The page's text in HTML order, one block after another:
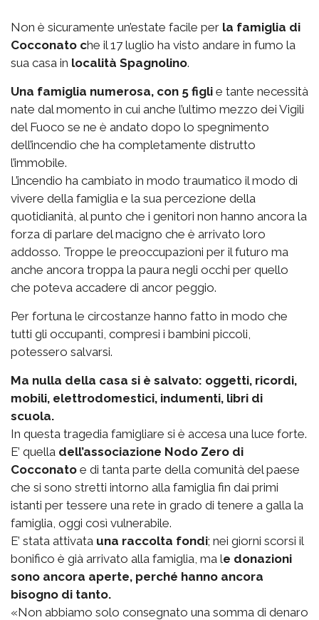
Non è sicuramente un’estate facile per la famiglia di
Cocconato che il 17 luglio ha visto andare in fumo la
sua casa in località Spagnolino.
Una famiglia numerosa, con 5 figli e tante necessità
nate dal momento in cui anche l’ultimo mezzo dei Vigili
del Fuoco se ne è andato dopo lo spegnimento
dell’incendio che ha completamente distrutto
l’immobile.
L’incendio ha cambiato in modo traumatico il modo di
vivere della famiglia e la sua percezione della
quotidianità, al punto che i genitori non hanno ancora la
forza di parlare del macigno che è arrivato loro
addosso. Troppe le preoccupazioni per il futuro ma
anche ancora troppa la paura negli occhi per quello
che poteva accadere di ancor peggio.
Per fortuna le circostanze hanno fatto in modo che
tutti gli occupanti, compresi i bambini piccoli,
potessero salvarsi.
Ma nulla della casa si è salvato: oggetti, ricordi,
mobili, elettrodomestici, indumenti, libri di
scuola.
In questa tragedia famigliare si è accesa una luce forte.
E’ quella dell’associazione Nodo Zero di
Cocconato e di tanta parte della comunità del paese
che si sono stretti intorno alla famiglia fin dai primi
istanti per tessere una rete in grado di tenere a galla la
famiglia, oggi così vulnerabile.
E’ stata attivata una raccolta fondi; nei giorni scorsi il
bonifico è già arrivato alla famiglia, ma le donazioni
sono ancora aperte, perché hanno ancora
bisogno di tanto.
«Non abbiamo solo consegnato una somma di denaro